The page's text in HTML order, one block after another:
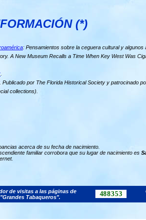
(*)
: Pensamientos sobre la ceguera cultural y
A New Museum Recalls a Time When Key West Was
. Publicado por The Florida Historical Society y patrocinado
collections).
acerca de su fecha de nacimiento.
familiar corrobora que su lugar de nacimiento es
de visitas a las páginas de
"Grandes Tabaqueros".
488353